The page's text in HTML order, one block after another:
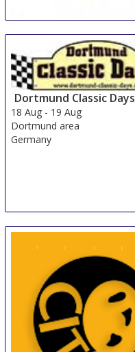
Exteriors Exhibition
15 Aug-17 Aug
Shanghai
China
Dortmund Classic Days
18 Aug - 19 Aug
Dortmund area
Germany